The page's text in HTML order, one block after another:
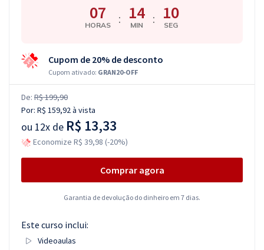
07
HORAS : 14
MIN : 09
SEG
Cupom de 20% de desconto
Cupom ativado: GRAN20-OFF
De: R$ 199,90
Por: R$ 159,92à vista
ou 12x de R$ 13,33
Economize R$ 39,98 (-20%)
Comprar agora
Garantia de devolução do dinheiro em 7 dias.
Este curso inclui:
Videoaulas